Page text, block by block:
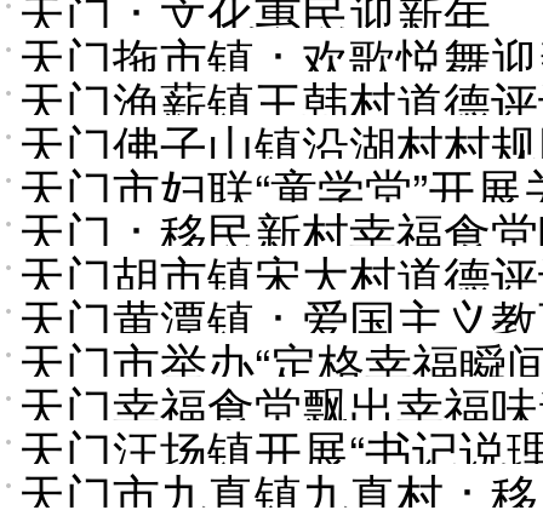
天门拖市镇：欢歌悦舞
天门渔薪镇王韩村道德
天门佛子山镇沿湖村村
天门市妇联“童学堂”开
天门：移民新村幸福食
天门胡市镇宋大村道德
天门黄潭镇：爱国主义
天门市举办“定格幸福瞬
天门幸福食堂飘出幸福
天门汪场镇开展“书记说
天门市九真镇九真村：